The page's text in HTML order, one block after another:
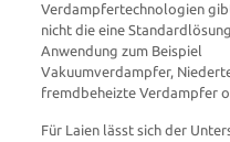
Verdampfertechnologien
nicht die eine
Anwendung zum Beispiel
Vakuumverdampfer,
fremdbeheizte Verdampfer
Für Laien lässt sich der